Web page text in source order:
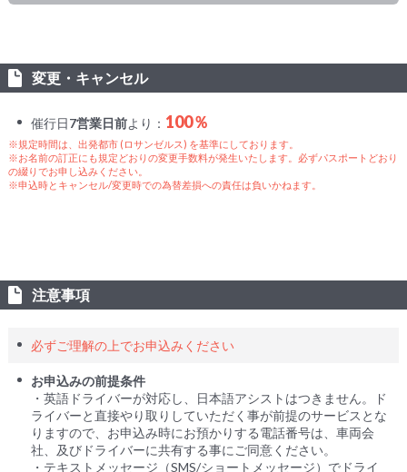
変更・キャンセル
催行日7営業日前より： 100％
※規定時間は、出発都市 (ロサンゼルス) を基準にしております。
※お名前の訂正にも規定どおりの変更手数料が発生いたします。必ずパスポートどおり
の綴りでお申し込みください。
※申込時とキャンセル/変更時での為替差損への責任は負いかねます。
注意事項
必ずご理解の上でお申込みください
お申込みの前提条件
・英語ドライバーが対応し、日本語アシストはつきません。ド
ライバーと直接やり取りしていただく事が前提のサービスとな
りますので、お申込み時にお預かりする電話番号は、車両会
社、及びドライバーに共有する事にご同意ください。
・テキストメッセージ（SMS/ショートメッセージ）でドライ